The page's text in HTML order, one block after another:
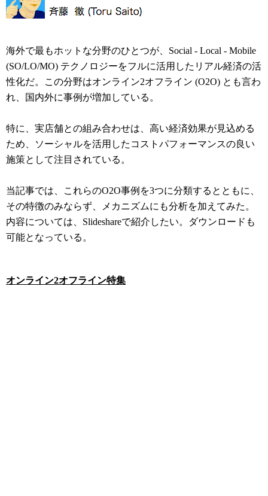
海外で最もホットな分野のひとつが、Social - Local - Mobile
(SO/LO/MO) テクノロジーをフルに活用したリアル経済の活
性化だ。この分野はオンライン2オフライン (O2O) とも言わ
れ、国内外に事例が増加している。
特に、実店舗との組み合わせは、高い経済効果が見込める
ため、ソーシャルを活用したコストパフォーマンスの良い
施策として注目されている。
当記事では、これらのO2O事例を3つに分類するとともに、
その特徴のみならず、メカニズムにも分析を加えてみた。
内容については、Slideshareで紹介したい。ダウンロードも
可能となっている。
オンライン2オフライン特集